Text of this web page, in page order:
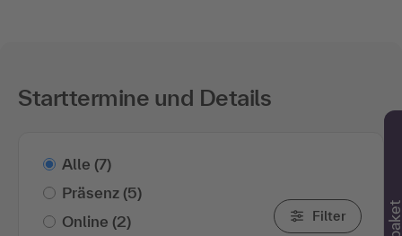
Starttermine und Details
Alle (7)
Präsenz (5)
Online (2) Filter